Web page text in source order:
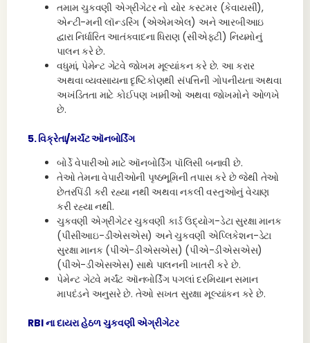
તમામ ચુકવણી એગ્રીગેટર નો યોર કસ્ટમર (કેવાયસી),
એન્ટી-મની લૉન્ડરિંગ (એએમએલ) અને આરબીઆઇ
દ્વારા નિર્ધારિત આતંકવાદના ધિરાણ (સીએફટી) નિયમોનું
પાલન કરે છે.
વધુમાં, પેમેન્ટ ગેટવે જોખમ મૂલ્યાંકન કરે છે. આ કરાર
અથવા વ્યવસાયના દૃષ્ટિકોણથી સંપત્તિની ગોપનીયતા અથવા
અખંડિતતા માટે કોઈપણ ખામીઓ અથવા જોખમોને ઓળખે
છે.
5. વિક્રેતા/મર્ચંટ ઑનબોર્ડિંગ
બોર્ડે વેપારીઓ માટે ઑનબોર્ડિંગ પૉલિસી બનાવી છે.
તેઓ તેમના વેપારીઓની પૃષ્ઠભૂમિની તપાસ કરે છે જેથી તેઓ
છેતરપિંડી કરી રહ્યા નથી અથવા નકલી વસ્તુઓનું વેચાણ
કરી રહ્યા નથી.
ચુકવણી એગ્રીગેટર ચુકવણી કાર્ડ ઉદ્યોગ-ડેટા સુરક્ષા માનક
(પીસીઆઇ-ડીએસએસ) અને ચુકવણી એપ્લિકેશન-ડેટા
સુરક્ષા માનક (પીએ-ડીએસએસ) (પીએ-ડીએસએસ)
(પીએ-ડીએસએસ) સાથે પાલનની ખાતરી કરે છે.
પેમેન્ટ ગેટવે મર્ચંટ ઑનબોર્ડિંગ પગલાં દરમિયાન સમાન
માપદંડને અનુસરે છે. તેઓ સખત સુરક્ષા મૂલ્યાંકન કરે છે.
RBI ના દાયરા હેઠળ ચુકવણી એગ્રીગેટર